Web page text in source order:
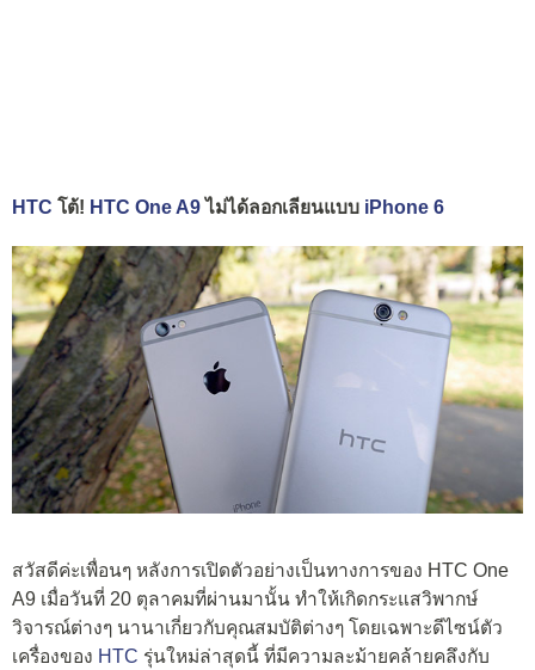
HTC โต้! HTC One A9ไม่ได้ลอกเลียนแบบ iPhone 6
สวัสดีค่ะเพื่อนๆ หลังการเปิดตัวอย่างเป็นทางการของ HTC One
A9 เมื่อวันที่ 20 ตุลาคมที่ผ่านมานั้น ทำให้เกิดกระแสวิพากษ์
วิจารณ์ต่างๆ นานาเกี่ยวกับคุณสมบัติต่างๆ โดยเฉพาะดีไซน์ตัว
เครื่องของ HTC รุ่นใหม่ล่าสุดนี้ ที่มีความละม้ายคล้ายคลึงกับ